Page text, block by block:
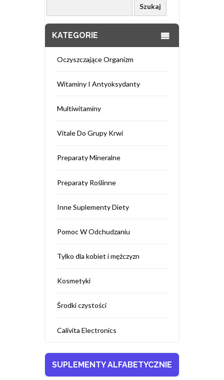
KATEGORIE
Oczyszczające Organizm
Witaminy I Antyoksydanty
Multiwitaminy
Vitale Do Grupy Krwi
Preparaty Mineralne
Preparaty Roślinne
Inne Suplementy Diety
Pomoc W Odchudzaniu
Tylko dla kobiet i mężczyzn
Kosmetyki
Środki czystości
Calivita Electronics
SUPLEMENTY ALFABETYCZNIE